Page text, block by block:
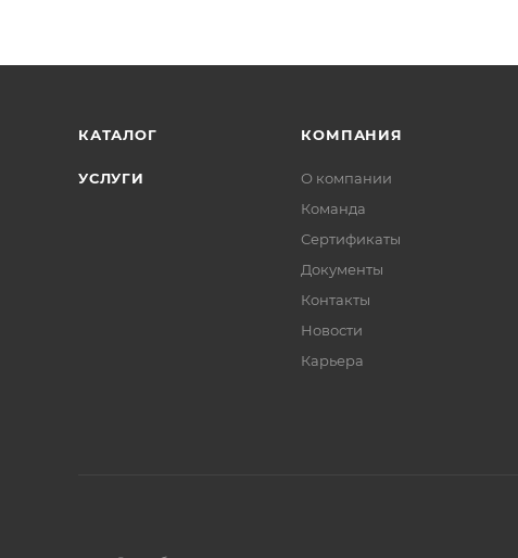
КАТАЛОГ
УСЛУГИ
КОМПАНИЯ
О компании
Команда
Сертификаты
Документы
Контакты
Новости
Карьера